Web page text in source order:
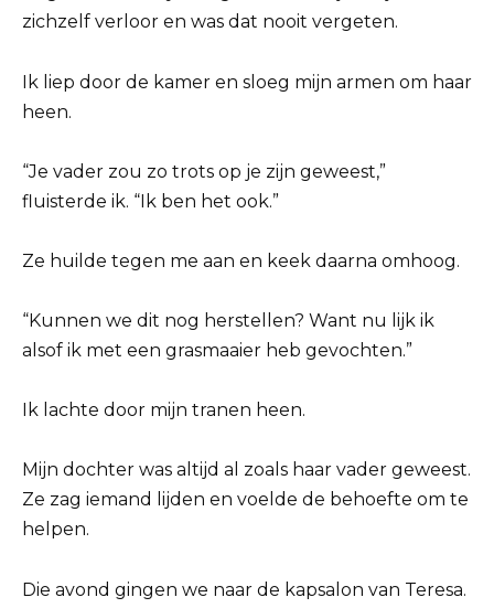
zichzelf verloor en was dat nooit vergeten.
Ik liep door de kamer en sloeg mijn armen om haar
heen.
“Je vader zou zo trots op je zijn geweest,”
fluisterde ik. “Ik ben het ook.”
Ze huilde tegen me aan en keek daarna omhoog.
“Kunnen we dit nog herstellen? Want nu lijk ik
alsof ik met een grasmaaier heb gevochten.”
Ik lachte door mijn tranen heen.
Mijn dochter was altijd al zoals haar vader geweest.
Ze zag iemand lijden en voelde de behoefte om te
helpen.
Die avond gingen we naar de kapsalon van Teresa.